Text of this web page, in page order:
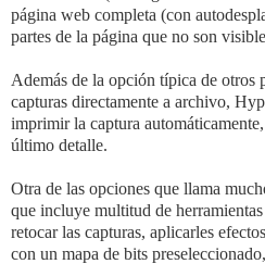
página web completa (con
partes de la página que no son
Además de la opción típica de otros
capturas directamente a archivo,
imprimir la captura
último detalle.
Otra de las opciones que llama
que incluye multitud de
retocar las capturas, aplicarles
con un mapa de bits